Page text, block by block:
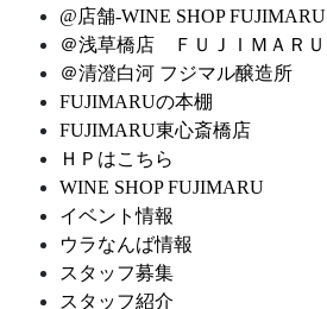
@店舗-WINE SHOP FUJIMARU
＠浅草橋店 ＦＵＪＩＭＡＲＵ
＠清澄白河 フジマル醸造所
FUJIMARUの本棚
FUJIMARU東心斎橋店
ＨＰはこちら
WINE SHOP FUJIMARU
イベント情報
ウラなんば情報
スタッフ募集
スタッフ紹介